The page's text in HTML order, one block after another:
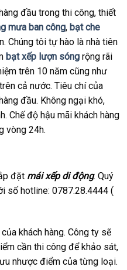
đầu trong thi công, thiết
mưa ban công, bạt che
Chúng tôi tự hào là nhà tiên
bạt xếp lượn sóngrộng rãi
trên 10 năm cũng như
cả nước. Tiêu chí của
đầu. Không ngại khó,
Chế độ hậu mãi khách hàng
vòng 24h.
đặt mái xếp di động. Quý
số hotline: 0787.28.4444 (
khách hàng. Công ty sẽ
cần thi công để khảo sát,
nhược điểm của từng loại.